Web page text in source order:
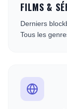
FILMS &
Derniers
Tous les